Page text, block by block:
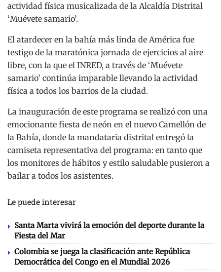
actividad física musicalizada de la Alcaldía Distrital
‘Muévete samario’.
El atardecer en la bahía más linda de América fue
testigo de la maratónica jornada de ejercicios al aire
libre, con la que el INRED, a través de ‘Muévete
samario’ continúa imparable llevando la actividad
física a todos los barrios de la ciudad.
La inauguración de este programa se realizó con una
emocionante fiesta de neón en el nuevo Camellón de
la Bahía, donde la mandataria distrital entregó la
camiseta representativa del programa: en tanto que
los monitores de hábitos y estilo saludable pusieron a
bailar a todos los asistentes.
Le puede interesar
Santa Marta vivirá la emoción del deporte durante la
Fiesta del Mar
Colombia se juega la clasificación ante República
Democrática del Congo en el Mundial 2026